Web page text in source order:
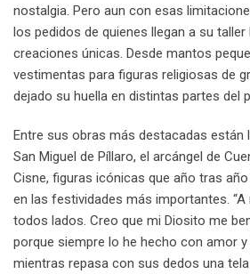
nostalgia. Pero aun con esas
los pedidos de quienes llegan a su
creaciones únicas. Desde mantos
vestimentas para figuras religiosas de
dejado su huella en distintas partes del
Entre sus obras más destacadas están
San Miguel de Píllaro, el arcángel de
Cisne, figuras icónicas que año tras
en las festividades más importantes.
todos lados. Creo que mi Diosito me
porque siempre lo he hecho con amor y
mientras repasa con sus dedos una